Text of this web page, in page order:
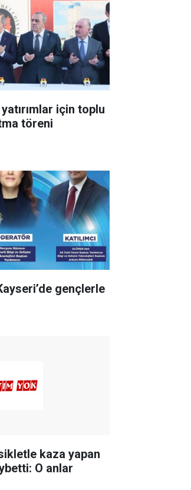
için toplu
töreni
gençlerle
kaza yapan
O anlar